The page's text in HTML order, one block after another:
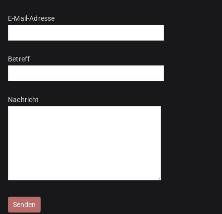
E-Mail-Adresse
Betreff
Nachricht
Bitte lasse dieses Feld leer.